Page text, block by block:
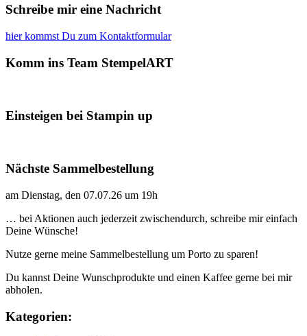
Schreibe mir eine Nachricht
hier kommst Du zum Kontaktformular
Komm ins Team StempelART
Einsteigen bei Stampin up
Nächste Sammelbestellung
am Dienstag, den 07.07.26 um 19h
… bei Aktionen auch jederzeit zwischendurch, schreibe mir einfach
Deine Wünsche!
Nutze gerne meine Sammelbestellung um Porto zu sparen!
Du kannst Deine Wunschprodukte und einen Kaffee gerne bei mir
abholen.
Kategorien: